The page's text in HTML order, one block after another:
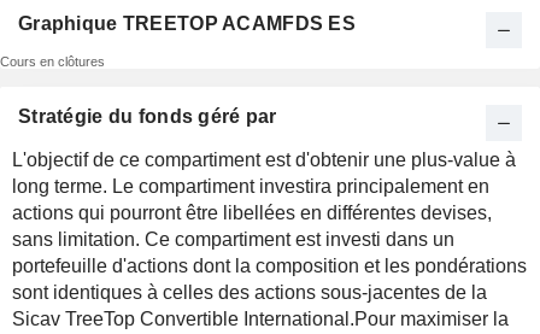
Graphique TREETOP ACAMFDS ES
Cours en clôtures
Stratégie du fonds géré par
L'objectif de ce compartiment est d'obtenir une plus-value à
long terme. Le compartiment investira principalement en
actions qui pourront être libellées en différentes devises,
sans limitation. Ce compartiment est investi dans un
portefeuille d'actions dont la composition et les pondérations
sont identiques à celles des actions sous-jacentes de la
Sicav TreeTop Convertible International.Pour maximiser la